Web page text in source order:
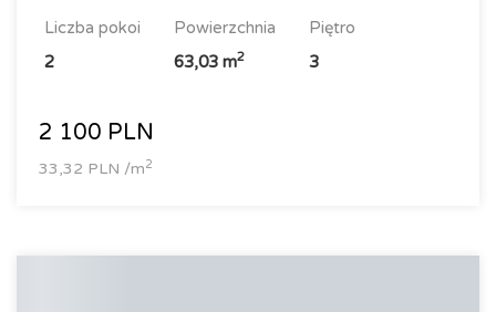
liczba pokoi
2
powierzchnia
63,03 m2
piętro
3
2 100 PLN
33,32 PLN /m2